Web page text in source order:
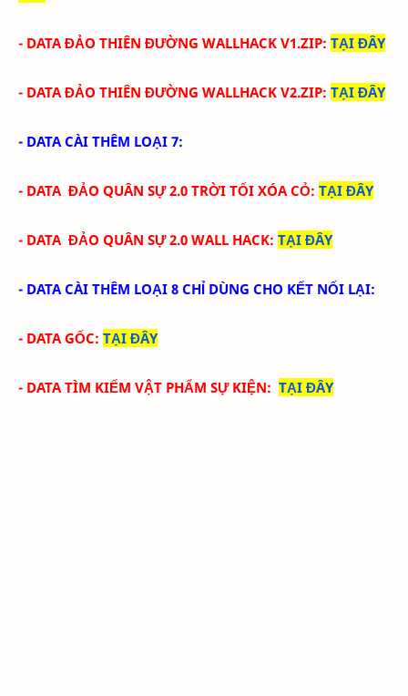
- DATA ĐẢO THIÊN ĐƯỜNG WALLHACK V1.ZIP: TẠI ĐÂY
- DATA ĐẢO THIÊN ĐƯỜNG WALLHACK V2.ZIP: TẠI ĐÂY
- DATA CÀI THÊM LOẠI 7:
- DATA ĐẢO QUÂN SỰ 2.0 TRỜI TỐI XÓA CỎ: TẠI ĐÂY
- DATA ĐẢO QUÂN SỰ 2.0 WALL HACK: TẠI ĐÂY
- DATA CÀI THÊM LOẠI 8 CHỈ DÙNG CHO KẾT NỐI LẠI:
- DATA GỐC: TẠI ĐÂY
- DATA TÌM KIẾM VẬT PHẨM SỰ KIỆN: TẠI ĐÂY